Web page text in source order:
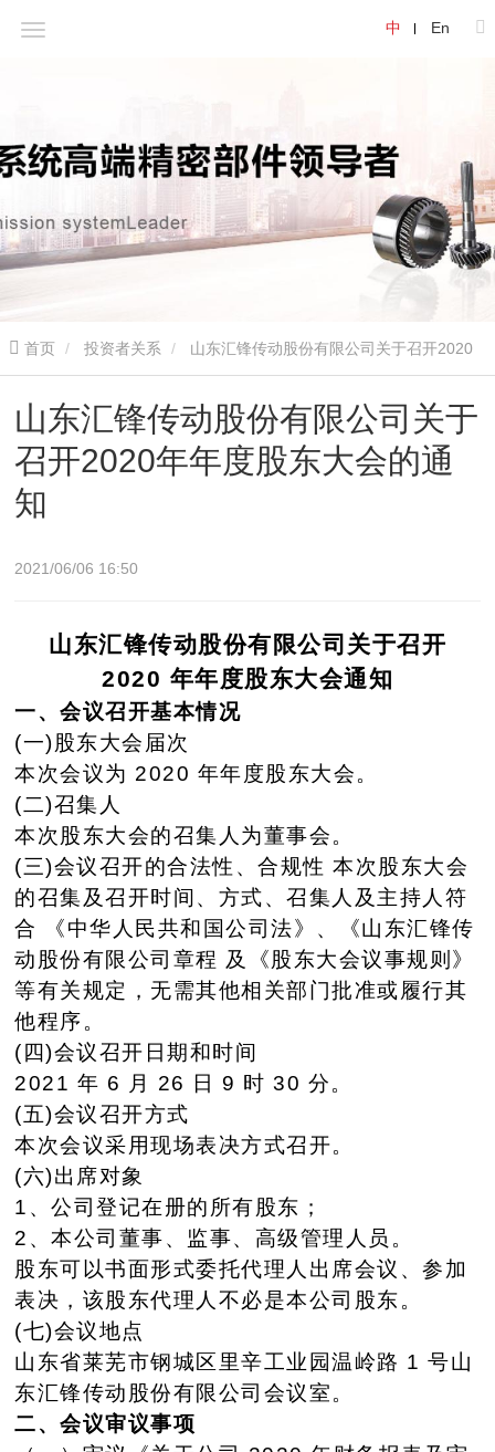
中 En
首页 投资者关系
年年度股东大会的通知
山东汇锋传动股份有限公司关于
召开2020年年度股东大会的通
知
2021/06/06 16:50
山东汇锋传动股份有限公司关于召开
2020 年年度股东大会通知
一、会议召开基本情况
(一)股东大会届次
本次会议为 2020 年年度股东大会。
(二)召集人
本次股东大会的召集人为董事会。
(三)会议召开的合法性、合规性 本次股东大会
的召集及召开时间、方式、召集人及主持人符
合
《中华人民共和国公司法》、《山东汇锋传
动股份有限公司章程 及《股东大会议事规则》
等有关规定，无需其他相关部门批准或履行其
他程序。
(四)会议召开日期和时间
2021 年 6 月 26 日 9 时 30 分。
(五)会议召开方式
本次会议采用现场表决方式召开。
(六)出席对象
1、公司登记在册的所有股东；
2、本公司董事、监事、高级管理人员。
股东可以书面形式委托代理人出席会议、参加
表决，该股东代理 人不必是本公司股东。
(七)会议地点
山东省莱芜市钢城区里辛工业园温岭路 1 号山
东汇锋传动股份有限公司会议室。
二、会议审议事项